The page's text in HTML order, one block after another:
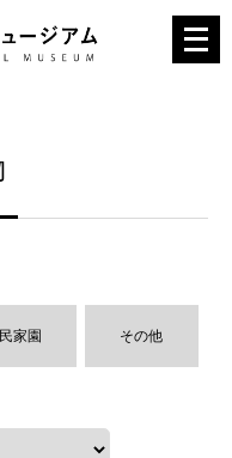
メ
ニ
民家園 その他